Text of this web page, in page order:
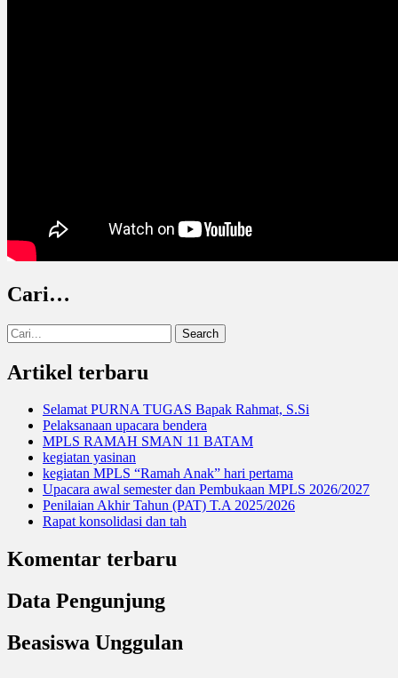
Cari…
Search
for:
Artikel terbaru
Selamat PURNA TUGAS Bapak Rahmat, S.Si
Pelaksanaan upacara bendera
MPLS RAMAH SMAN 11 BATAM
kegiatan yasinan
kegiatan MPLS “Ramah Anak” hari pertama
Upacara awal semester dan Pembukaan MPLS 2026/2027
Penilaian Akhir Tahun (PAT) T.A 2025/2026
Rapat konsolidasi dan tah
Komentar terbaru
Data Pengunjung
Beasiswa Unggulan